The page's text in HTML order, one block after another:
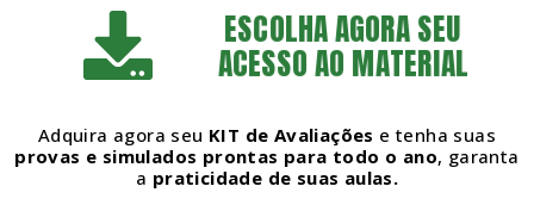
ESCOLHA AGORA SEU
ACESSO AO MATERIAL
Adquira agora seu KIT de Avaliações e tenha suas
provas e simulados prontas para todo o ano, garanta
a praticidade de suas aulas.